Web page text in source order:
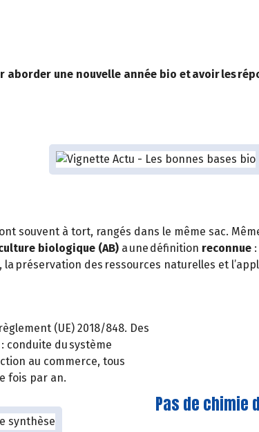
une nouvelle année bio et avoir les
souvent à tort, rangés dans le même sac.
biologique (AB) a une définition reconnue
préservation des ressources naturelles et
(UE) 2018/848. Des
conduite du système
au commerce, tous
fois par an.
Pas de chimie